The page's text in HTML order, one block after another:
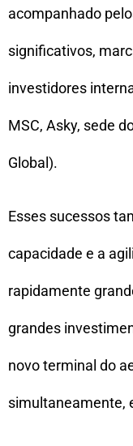
acompanhado
significativos,
investidores
MSC, Asky, sede
Global).
Esses sucessos
capacidade e a
rapidamente
grandes
novo terminal do
simultaneamente,